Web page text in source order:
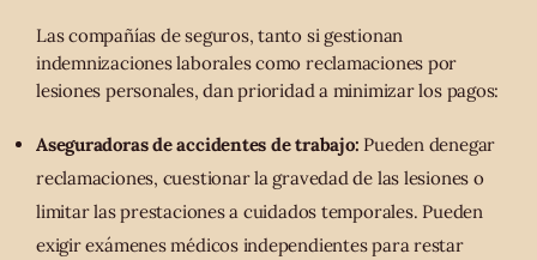
Las compañías de seguros, tanto si gestionan
indemnizaciones laborales como reclamaciones por
lesiones personales, dan prioridad a minimizar los pagos:
Aseguradoras de accidentes de trabajo: Pueden denegar
reclamaciones, cuestionar la gravedad de las lesiones o
limitar las prestaciones a cuidados temporales. Pueden
exigir exámenes médicos independientes para restar